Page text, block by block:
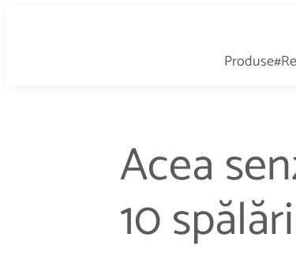
Produse
Acea
10 spălări